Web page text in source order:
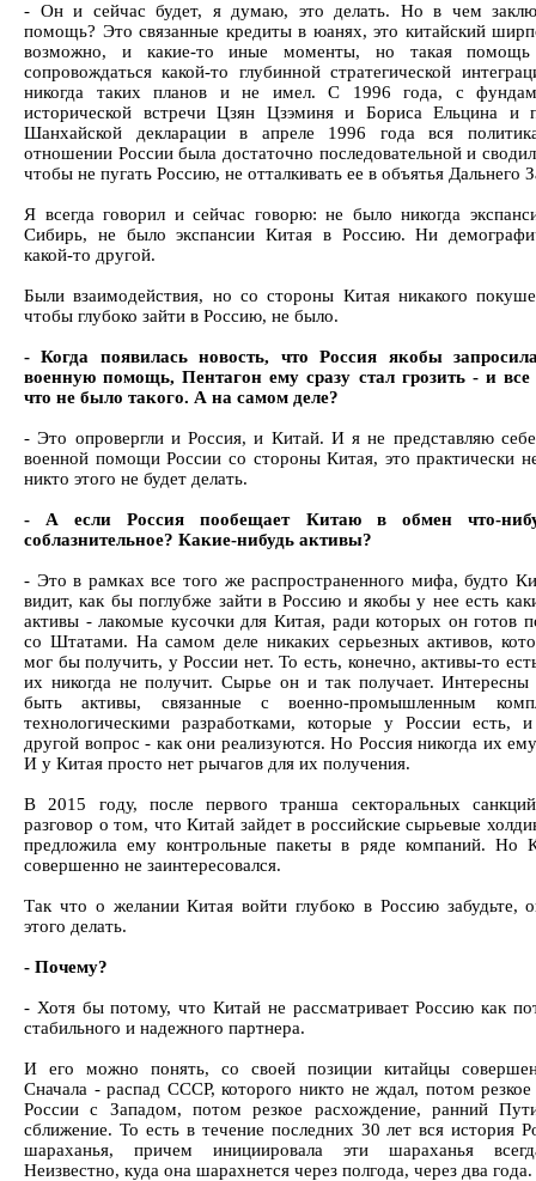
- Он и сейчас будет, я думаю, это делать. Но в чем
помощь? Это связанные кредиты в юанях, это китайский
возможно, и какие-то иные моменты, но такая
сопровождаться какой-то глубинной стратегической
никогда таких планов и не имел. С 1996 года, с
исторической встречи Цзян Цзэминя и Бориса Ельцина и
Шанхайской декларации в апреле 1996 года вся
отношении России была достаточно последовательной и
чтобы не пугать Россию, не отталкивать ее в объятья Дальнего
Я всегда говорил и сейчас говорю: не было никогда
Сибирь, не было экспансии Китая в Россию. Ни
какой-то другой.
Были взаимодействия, но со стороны Китая никакого
чтобы глубоко зайти в Россию, не было.
- Когда появилась новость, что Россия якобы
военную помощь, Пентагон ему сразу стал грозить - и все
что не было такого. А на самом деле?
- Это опровергли и Россия, и Китай. И я не представляю себе
военной помощи России со стороны Китая, это практически
никто этого не будет делать.
- А если Россия пообещает Китаю в обмен что-
соблазнительное? Какие-нибудь активы?
- Это в рамках все того же распространенного мифа, будто
видит, как бы поглубже зайти в Россию и якобы у нее есть
активы - лакомые кусочки для Китая, ради которых он готов
со Штатами. На самом деле никаких серьезных активов,
мог бы получить, у России нет. То есть, конечно, активы-то
их никогда не получит. Сырье он и так получает.
быть активы, связанные с военно-промышленным
технологическими разработками, которые у России есть,
другой вопрос - как они реализуются. Но Россия никогда их
И у Китая просто нет рычагов для их получения.
В 2015 году, после первого транша секторальных
разговор о том, что Китай зайдет в российские сырьевые
предложила ему контрольные пакеты в ряде компаний. Но
совершенно не заинтересовался.
Так что о желании Китая войти глубоко в Россию забудьте,
этого делать.
- Почему?
- Хотя бы потому, что Китай не рассматривает Россию как
стабильного и надежного партнера.
И его можно понять, со своей позиции китайцы
Сначала - распад СССР, которого никто не ждал, потом
России с Западом, потом резкое расхождение, ранний
сближение. То есть в течение последних 30 лет вся история
шараханья, причем инициировала эти шараханья
Неизвестно, куда она шарахнется через полгода, через два года.